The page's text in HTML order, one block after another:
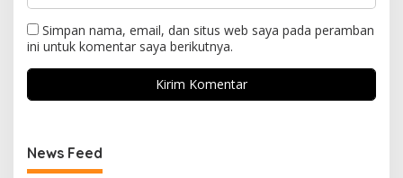
Simpan nama, email, dan situs web saya pada peramban
ini untuk komentar saya berikutnya.
News Feed